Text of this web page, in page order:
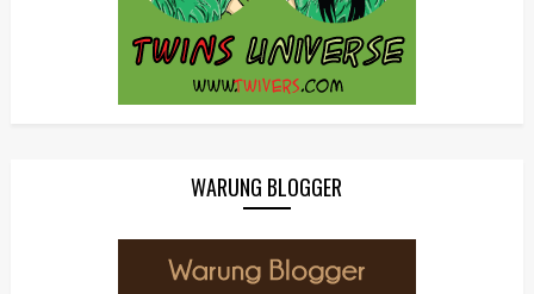
WARUNG BLOGGER